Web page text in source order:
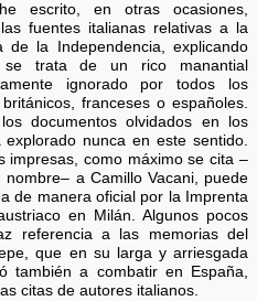
escrito, en otras ocasiones,
fuentes italianas relativas a la
de la Independencia, explicando
se trata de un rico manantial
ignorado por todos los
franceses o españoles.
documentos olvidados en los
nunca en este sentido.
impresas, como máximo se cita –
a Camillo Vacani, puede
de manera oficial por la Imprenta
en Milán. Algunos pocos
referencia a las memorias del
que en su larga y arriesgada
también a combatir en España,
citas de autores italianos.